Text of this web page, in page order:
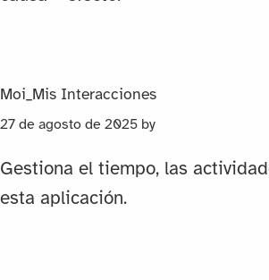
Moi_Mis Interacciones
27 de agosto de 2025 by
Gestiona el tiempo, las
esta aplicación.